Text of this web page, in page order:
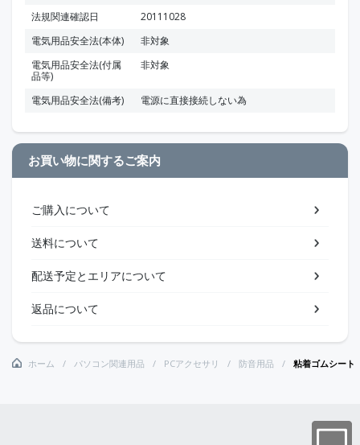
法規関連確認日
20111028
電気用品安全法(本体)
非対象
電気用品安全法(付属
品等)
非対象
電気用品安全法(備考) 電源に直接接続しない為
お買い物に関するご案内
ご購入について
送料について
配送予定とエリアについて
返品について
ホーム パソコン関連用品 PCアクセサリ 防音用品 粘着ゴムシート